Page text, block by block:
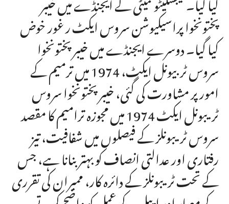
پختونخوا پراسیکیوشن سروس ایکٹ ر غور خوض
کیا گیا۔ دوسرے ایجنڈے میں خیبر پختونخوا
سروس ٹربیونل ایکٹ، 1974 میں ترمیم کے
امور پر مشاورت کی گئی، خیبر پختونخوا سروس
ٹریبونل ایکٹ 1974 میں مجوزہ ترامیم کا مقصد
سروس ٹریبونلز کے فیصلوں میں شفافیت، تیز
رفتاری اور عدالتی انصاف کو بہتر بنانا ہے، جس
کے تحت ٹریبونلز کے دائرہ کار، ممبران کی تقرری